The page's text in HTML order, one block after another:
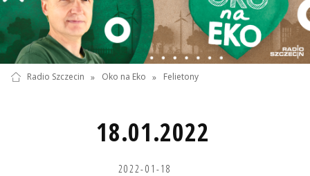
Radio Szczecin » Oko na Eko » Felietony
18.01.2022
2022-01-18